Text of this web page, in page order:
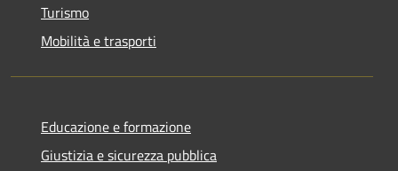
Turismo
Mobilità e trasporti
Educazione e formazione
Giustizia e sicurezza pubblica